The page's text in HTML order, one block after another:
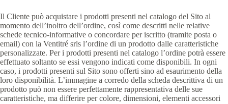
Il Cliente può acquistare i prodotti presenti nel catalogo del Sito al
momento dell’inoltro dell’ordine, così come descritti nelle relative
schede tecnico-informative o concordare per iscritto (tramite posta o
email) con la Ventitré srls l’ordine di un prodotto dalle caratteristiche
personalizzate. Per i prodotti presenti nel catalogo l’ordine potrà essere
effettuato soltanto se essi vengono indicati come disponibili. In ogni
caso, i prodotti presenti sul Sito sono offerti sino ad esaurimento della
loro disponibilità. L’immagine a corredo della scheda descrittiva di un
prodotto può non essere perfettamente rappresentativa delle sue
caratteristiche, ma differire per colore, dimensioni, elementi accessori